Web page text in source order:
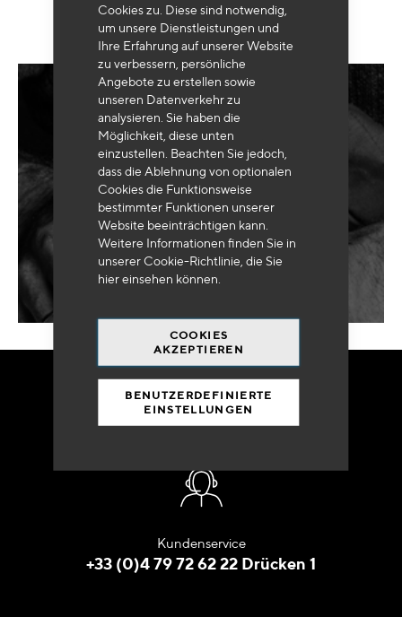
Cookies zu. Diese sind notwendig,
um unsere Dienstleistungen und
Ihre Erfahrung auf unserer Website
zu verbessern, persönliche
Angebote zu erstellen sowie
unseren Datenverkehr zu
analysieren. Sie haben die
Möglichkeit, diese unten
einzustellen. Beachten Sie jedoch,
dass die Ablehnung von optionalen
Cookies die Funktionsweise
bestimmter Funktionen unserer
Website beeinträchtigen kann.
Weitere Informationen finden Sie in
unserer Cookie-Richtlinie, die Sie
hiereinsehen können.
COOKIES
AKZEPTIEREN
BENUTZERDEFINIERTE
EINSTELLUNGEN
Benötigen Sie einemaßgeschneiderte
Ausrüstung
SENDEN
MEINE ANFRAGE
BESTELLEN SIE
IN ALLER RUHE
Kundenservice
+33 (0)4 79 72 62 22 Drücken 1